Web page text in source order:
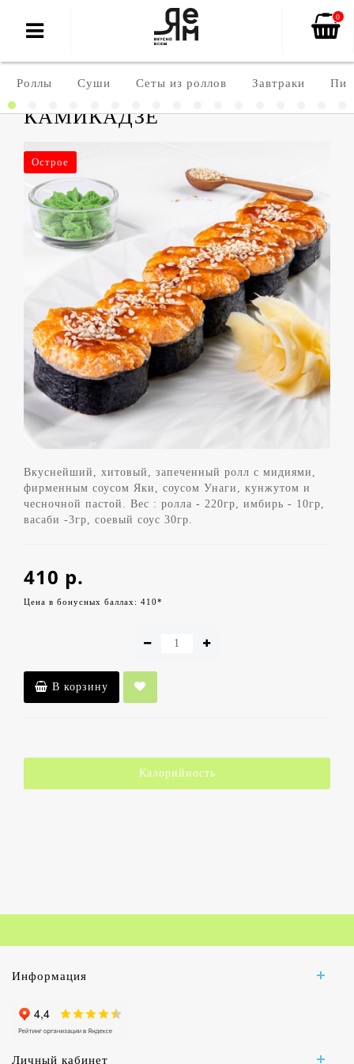
0
Роллы Суши Сеты из роллов Завтраки
КАМИКАДЗЕ
Острое
Вкуснейший, хитовый, запеченный ролл с мидиями,
фирменным соусом Яки, соусом Унаги, кунжутом и
чесночной пастой. Вес : ролла - 220гр, имбирь - 10гр,
васаби -3гр, соевый соус 30гр.
410 р.
Цена в бонусных баллах: 410*
В корзину
Калорийность
Информация
Личный кабинет